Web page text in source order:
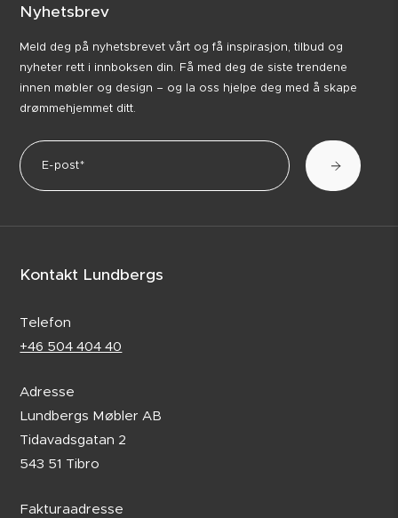
Nyhetsbrev
Meld deg på nyhetsbrevet vårt og få inspirasjon, tilbud og
nyheter rett i innboksen din. Få med deg de siste trendene
innen møbler og design – og la oss hjelpe deg med å skape
drømmehjemmet ditt.
Kontakt Lundbergs
Telefon
+46 504 404 40
Adresse
Lundbergs Møbler AB
Tidavadsgatan 2
543 51 Tibro
Fakturaadresse